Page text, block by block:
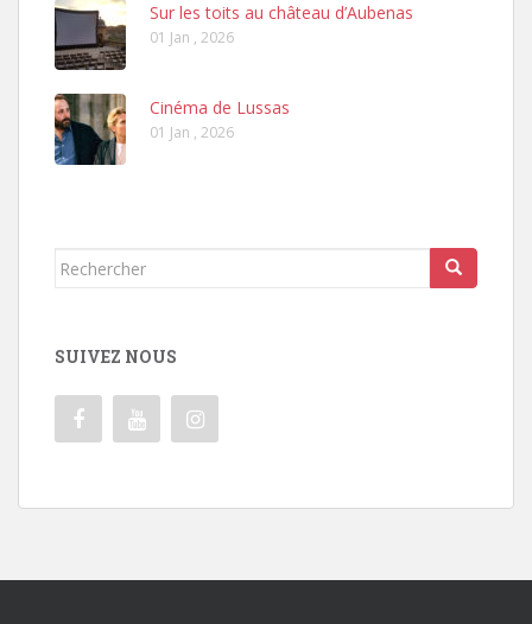
Sur les toits au château d’Aubenas
01 Jan , 2026
Cinéma de Lussas
01 Jan , 2026
Rechercher...
SUIVEZ NOUS